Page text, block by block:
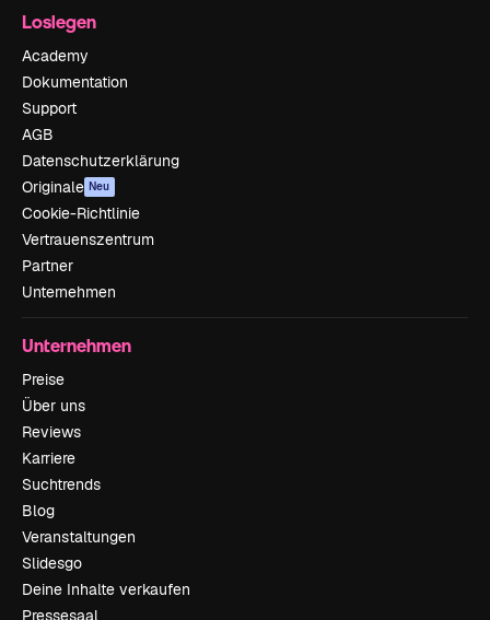
Loslegen
Academy
Dokumentation
Support
AGB
Datenschutzerklärung
Originale Neu
Cookie-Richtlinie
Vertrauenszentrum
Partner
Unternehmen
Unternehmen
Preise
Über uns
Reviews
Karriere
Suchtrends
Blog
Veranstaltungen
Slidesgo
Deine Inhalte verkaufen
Pressesaal